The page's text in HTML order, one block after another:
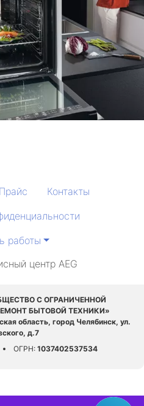
Прайс
Контакты
работы
центр AEG
С ОГРАНИЧЕННОЙ
БЫТОВОЙ ТЕХНИКИ»
область, город Челябинск, ул.
д.7
ОГРН: 1037402537534